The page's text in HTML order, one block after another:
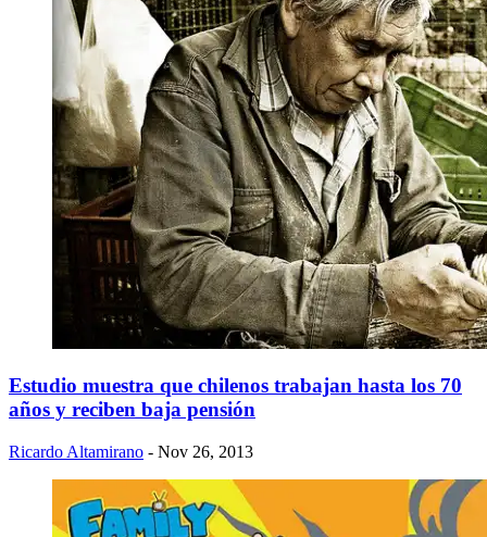
Estudio muestra que chilenos trabajan hasta los 70
años y reciben baja pensión
Ricardo Altamirano - Nov 26, 2013